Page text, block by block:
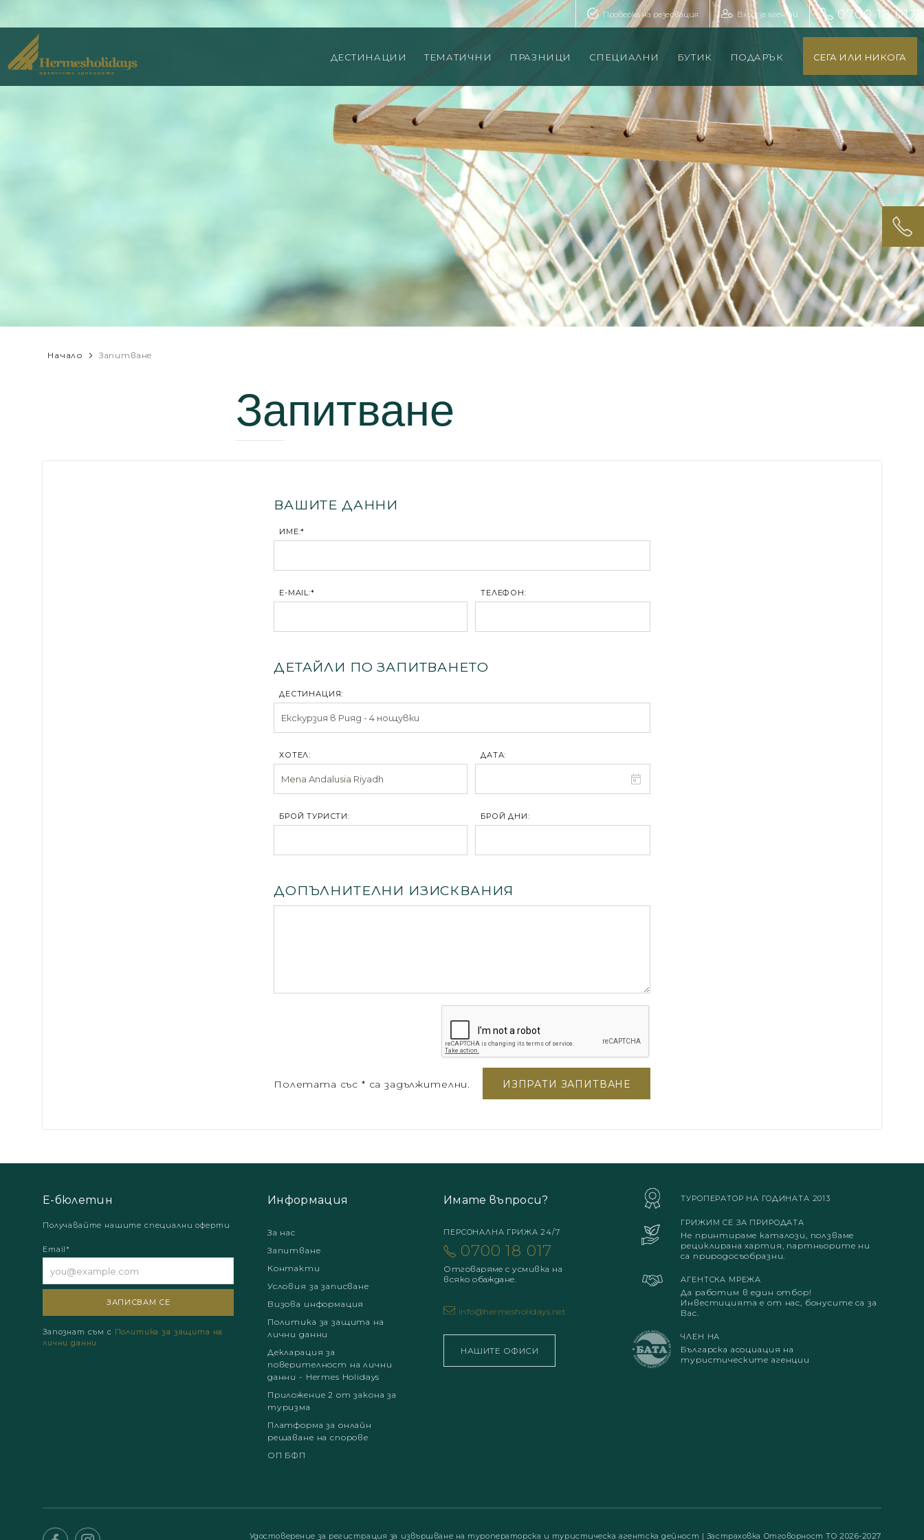
0700 18 017
Вход за агенти
Проверка на резервация
СЕГА ИЛИ НИКОГА
ДЕСТИНАЦИИ ТЕМАТИЧНИ ПРАЗНИЦИ СПЕЦИАЛНИ БУТИК ПОДАРЪК
Начало Запитване
Запитване
ВАШИТЕ ДАННИ
ИМЕ:*
E-MAIL:* ТЕЛЕФОН:
ДЕТАЙЛИ ПО ЗАПИТВАНЕТО
ДЕСТИНАЦИЯ:
ХОТЕЛ: ДАТА:
БРОЙ ТУРИСТИ: БРОЙ ДНИ:
ДОПЪЛНИТЕЛНИ ИЗИСКВАНИЯ
Полетата със * са задължителни.
Е-бюлетин
Получавайте нашите специални оферти
Email*
Запознат съм с Политика за защита на
лични данни
Информация
За нас
Запитване
Контакти
Условия за записване
Визова информация
Политика за защита на
лични данни
Декларация за
поверителност на лични
данни - Hermes Holidays
Приложение 2 от закона за
туризма
Платформа за онлайн
решаване на спорове
ОП БФП
Имате въпроси?
ПЕРСОНАЛНА ГРИЖА 24/7
0700 18 017
Отговаряме с усмивка на
всяко обаждане.
info@hermesholidays.net
НАШИТЕ ОФИСИ
ТУРОПЕРАТОР НА ГОДИНАТА 2013
ГРИЖИМ СЕ ЗА ПРИРОДАТА
Не принтираме каталози, ползваме
рециклирана хартия, партньорите ни
са природосъобразни.
АГЕНТСКА МРЕЖА
Да работим в един отбор!
Инвестицията е от нас, бонусите са за
Вас.
ЧЛЕН НА
Българска асоциация на
туристическите агенции
Удостоверение за регистрация за извършване на туроператорска и туристическа агентска дейност | Застраховка Отговорност ТО 2026-2027